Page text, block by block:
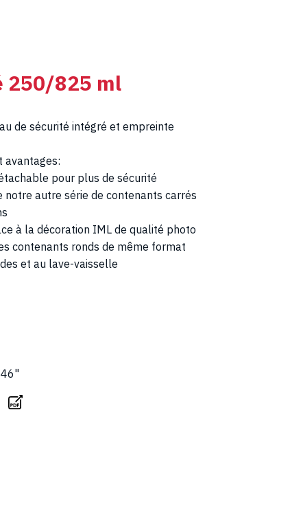
250/825 ml
de sécurité intégré et empreinte
avantages:
pour plus de sécurité
notre autre série de contenants carrés
à la décoration IML de qualité photo
contenants ronds de même format
et au lave-vaisselle